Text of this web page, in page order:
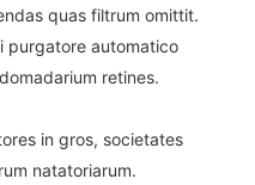
quas filtrum omittit.
purgatore automatico
retines.
in gros, societates
natatoriarum.